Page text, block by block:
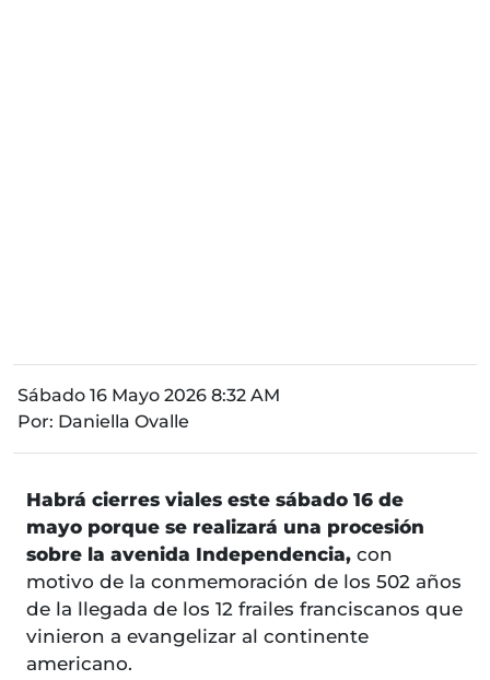
Sábado 16 Mayo 2026 8:32 AM
Por: Daniella Ovalle
Habrá cierres viales este sábado 16 de
mayo porque se realizará una procesión
sobre la avenida Independencia, con
motivo de la conmemoración de los 502 años
de la llegada de los 12 frailes franciscanos que
vinieron a evangelizar al continente
americano.